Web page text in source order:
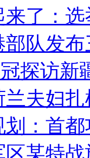
了：
队发
探访新
兰夫妇
：首
某特